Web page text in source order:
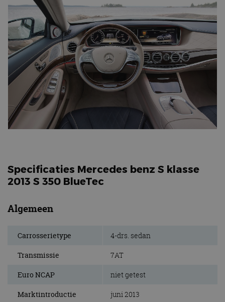
Specificaties Mercedes benz S klasse
2013 S 350 BlueTec
Algemeen
Carrosserietype 4-drs. sedan
Transmissie 7AT
Euro NCAP niet getest
Marktintroductie juni 2013